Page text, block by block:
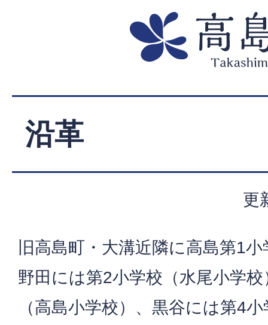
沿革
更
旧高島町・大溝近隣に高島第1
野田には第2小学校（水尾小学
（高島小学校）、黒谷には第4